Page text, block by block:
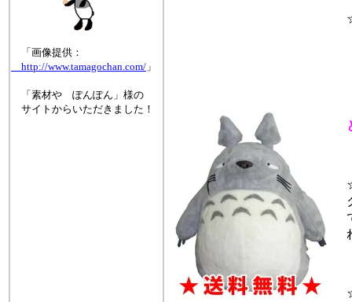
☆
☆
☆
「画像提供：
http://www.tamagochan.com/ 」
「素材や ぽんぽん」様の
サイトからいただきました！